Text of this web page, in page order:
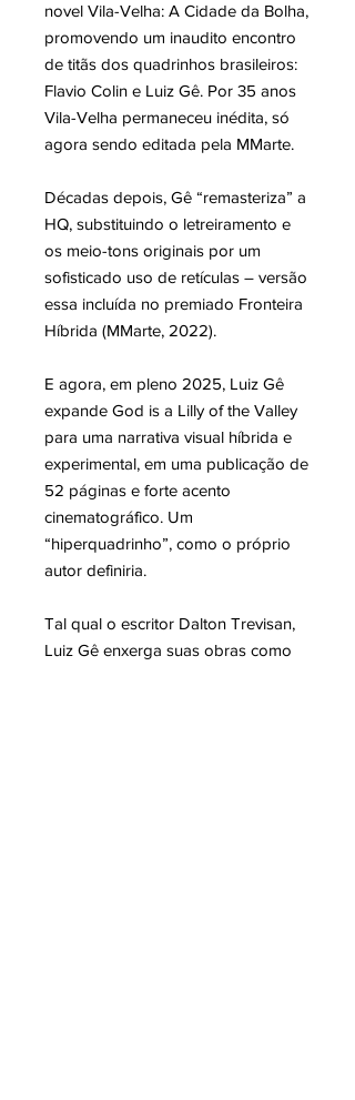
novel Vila-Velha: A Cidade da Bolha,
promovendo um inaudito encontro
de titãs dos quadrinhos brasileiros:
Flavio Colin e Luiz Gê. Por 35 anos
Vila-Velha permaneceu inédita, só
agora sendo editada pela MMarte.
Décadas depois, Gê “remasteriza” a
HQ, substituindo o letreiramento e
os meio-tons originais por um
sofisticado uso de retículas – versão
essa incluída no premiado Fronteira
Híbrida (MMarte, 2022).
E agora, em pleno 2025, Luiz Gê
expande God is a Lilly of the Valley
para uma narrativa visual híbrida e
experimental, em uma publicação de
52 páginas e forte acento
cinematográfico. Um
“hiperquadrinho”, como o próprio
autor definiria.
Tal qual o escritor Dalton Trevisan,
Luiz Gê enxerga suas obras como